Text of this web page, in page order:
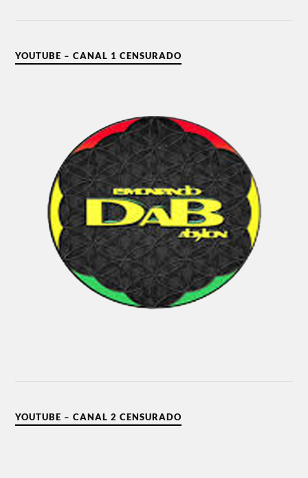
YOUTUBE – CANAL 1 CENSURADO
YOUTUBE – CANAL 2 CENSURADO